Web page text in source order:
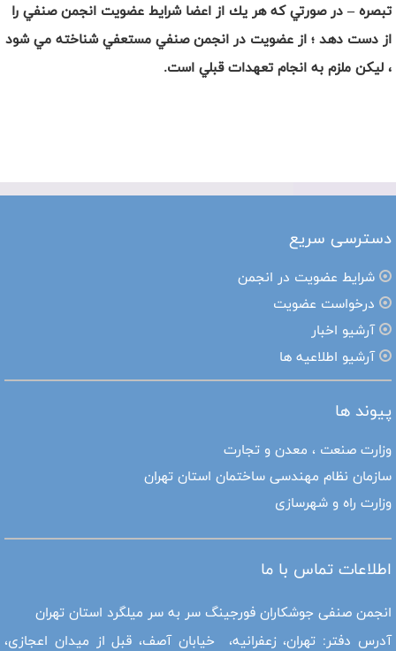
تبصره –در صورتي كه هر يك از اعضا شرايط عضويت انجمن صنفي را
از دست دهد ؛ از عضويت در انجمن صنفي مستعفي شناخته مي شود
، ليكن ملزم به انجام تعهدات قبلي است.
دسترسی سریع
شرایط عضویت در انجمن
درخواست عضویت
آرشیو اخبار
آرشیو اطلاعیه ها
پیوند ها
وزارت صنعت ، معدن و تجارت
سازمان نظام مهندسی ساختمان استان تهران
وزارت راه و شهرسازی
اطلاعات تماس با ما
انجمن صنفی جوشکاران فورجینگ سر به سر میلگرد استان تهران
آدرس دفتر: تهران، زعفرانیه، خیابان آصف، قبل از میدان اعجازی،